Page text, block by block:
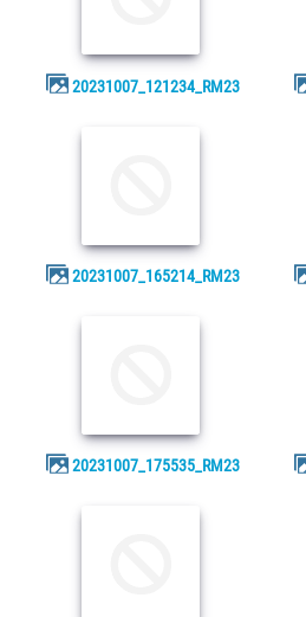
20231007_121234_RM23
20231007_165214_RM23
20231007_175535_RM23